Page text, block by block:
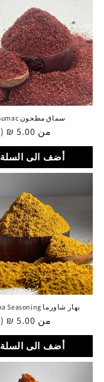
Ground Sumac سماق مطحون
من 5.00 ₪ (شيكل)
أضف الى السلة
Shawarma Seasoning بهار شاورما
من 5.00 ₪ (شيكل)
أضف الى السلة